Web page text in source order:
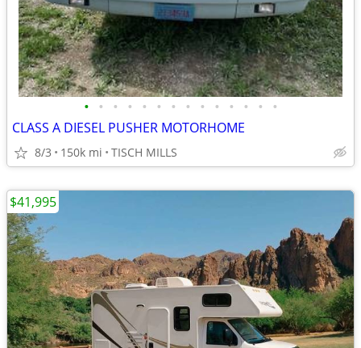
• • • • • • • • • • • • • •
CLASS A DIESEL PUSHER MOTORHOME
8/3 150k mi TISCH MILLS
$41,995